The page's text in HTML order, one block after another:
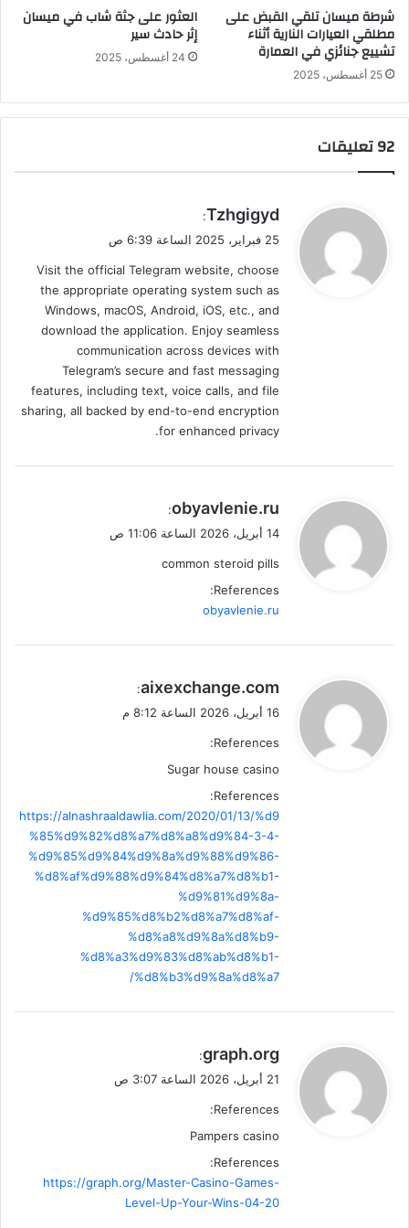
شرطة ميسان تلقي القبض على
مطلقي العيارات النارية أثناء
تشييع جنائزي في العمارة
25 أغسطس، 2025
العثور على جثة شاب في ميسان
إثر حادث سير
24 أغسطس، 2025
‫92 تعليقات
ي
ل
Tzhgigyd
:
25 فبراير، 2025 الساعة 6:39 ص
Visit the official Telegram website, choose
the appropriate operating system such as
Windows, macOS, Android, iOS, etc., and
download the application. Enjoy seamless
communication across devices with
Telegram’s secure and fast messaging
features, including text, voice calls, and file
sharing, all backed by end-to-end encryption
for enhanced privacy.
ي
ل
obyavlenie.ru
:
14 أبريل، 2026 الساعة 11:06 ص
common steroid pills
References:
obyavlenie.ru
ي
ل
aixexchange.com
:
16 أبريل، 2026 الساعة 8:12 م
References:
Sugar house casino
References:
https://alnashraaldawlia.com/2020/01/13/%d9
%85%d9%82%d8%a7%d8%a8%d9%84-3-4-
%d9%85%d9%84%d9%8a%d9%88%d9%86-
%d8%af%d9%88%d9%84%d8%a7%d8%b1-
%d9%81%d9%8a-
%d9%85%d8%b2%d8%a7%d8%af-
%d8%a8%d9%8a%d8%b9-
%d8%a3%d9%83%d8%ab%d8%b1-
%d8%b3%d9%8a%d8%a7/
ي
ل
graph.org
:
21 أبريل، 2026 الساعة 3:07 ص
References:
Pampers casino
References:
https://graph.org/Master-Casino-Games-
Level-Up-Your-Wins-04-20